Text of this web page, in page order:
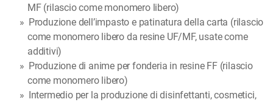
MF (rilascio come monomero libero)
Produzione dell’impasto e patinatura della carta (rilascio
come monomero libero da resine UF/MF, usate come
additivi)
Produzione di anime per fonderia in resine FF (rilascio
come monomero libero)
Intermedio per la produzione di disinfettanti, cosmetici,